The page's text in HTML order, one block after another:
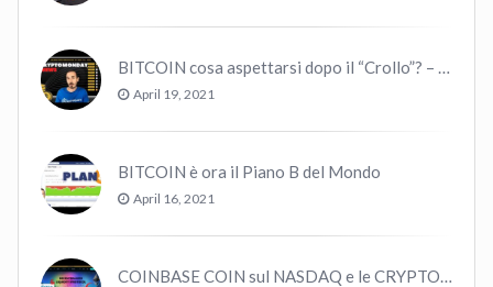
BITCOIN cosa aspettarsi dopo il “Crollo”? – CryptoMonday NEWS w16/’21
April 19, 2021
BITCOIN è ora il Piano B del Mondo
April 16, 2021
COINBASE COIN sul NASDAQ e le CRYPTO volano!